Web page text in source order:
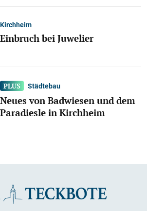
Kirchheim
Einbruch bei Juwelier
Städtebau
Neues von Badwiesen und dem
Paradiesle in Kirchheim